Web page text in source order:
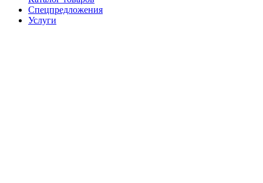
Спецпредложения
Услуги